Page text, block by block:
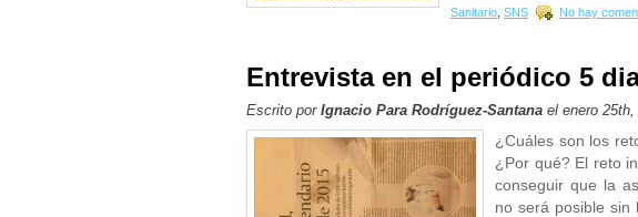
Sanitario SNS No hay
Entrevista en el periódico 5
Escrito por Ignacio Para Rodríguez-Santana el enero 25th,
¿Cuáles son los
¿Por qué? El reto
conseguir que la
no será posible sin